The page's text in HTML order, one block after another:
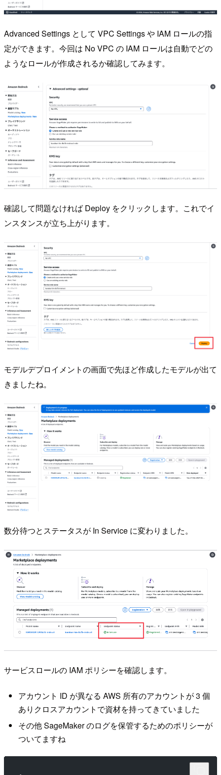
Advanced Settings として VPC Settings や IAM ロールの指
定ができます。今回は No VPC の IAM ロールは自動でどの
ようなロールが作成されるか確認してみます。
確認して問題なければ Deploy をクリックします。これでイ
ンスタンスが立ち上がります。
モデルデプロイメントの画面で先ほど作成したモデルが出て
きましたね。
数分待つとステータスが In Service に変わりました。
サービスロールの IAM ポリシーを確認します。
アカウント ID が異なる AWS 所有のアカウントが 3 個
ありクロスアカウントで資材を持ってきていました
その他 SageMaker のログを保管するためのポリシーが
ついてますね